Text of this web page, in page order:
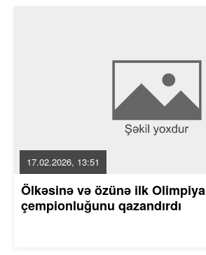
17.02.2026, 13:51
Ölkəsinə və özünə ilk Olimpiya
çempionluğunu qazandırdı